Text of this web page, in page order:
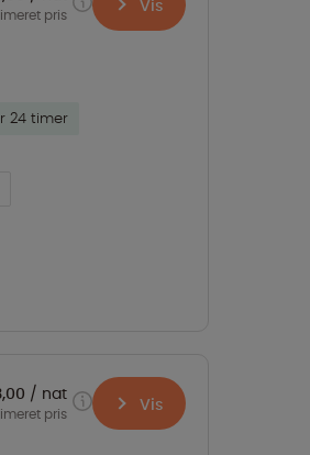
24 timer
pris Vis
nat
pris Vis